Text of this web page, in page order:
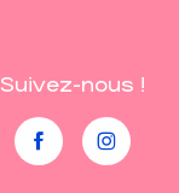
Suivez-nous !